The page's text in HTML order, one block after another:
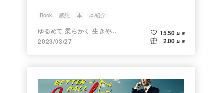
Book 感想 本 本紹介
ゆるめて 柔らかく 生きやすく
2023/03/27
15.50 ALIS
2.00 ALIS